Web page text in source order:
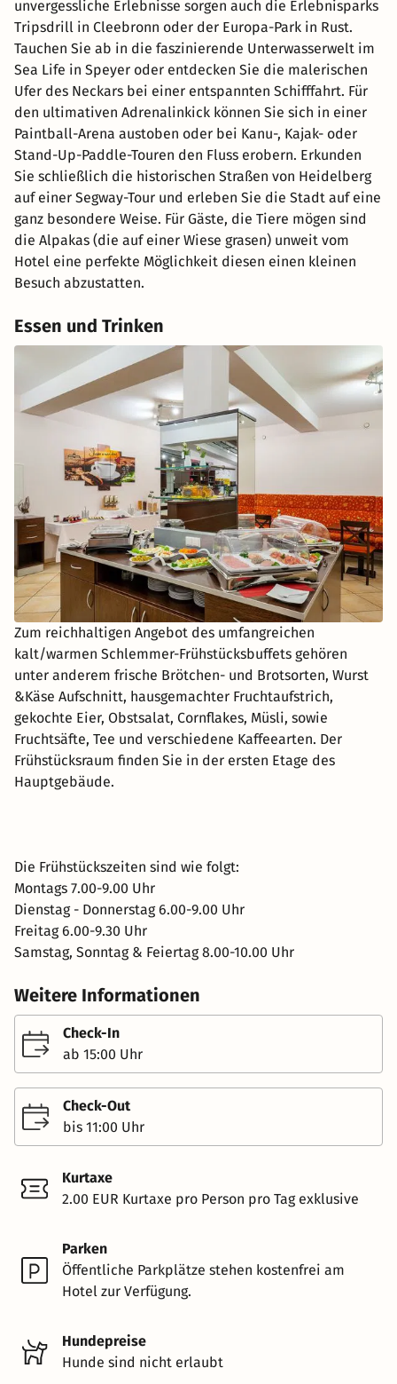
unvergessliche Erlebnisse sorgen auch die Erlebnisparks
Tripsdrill in Cleebronn oder der Europa-Park in Rust.
Tauchen Sie ab in die faszinierende Unterwasserwelt im
Sea Life in Speyer oder entdecken Sie die malerischen
Ufer des Neckars bei einer entspannten Schifffahrt. Für
den ultimativen Adrenalinkick können Sie sich in einer
Paintball-Arena austoben oder bei Kanu-, Kajak- oder
Stand-Up-Paddle-Touren den Fluss erobern. Erkunden
Sie schließlich die historischen Straßen von Heidelberg
auf einer Segway-Tour und erleben Sie die Stadt auf eine
ganz besondere Weise. Für Gäste, die Tiere mögen sind
die Alpakas (die auf einer Wiese grasen) unweit vom
Hotel eine perfekte Möglichkeit diesen einen kleinen
Besuch abzustatten.
Essen und Trinken
Zum reichhaltigen Angebot des umfangreichen
kalt/warmen Schlemmer-Frühstücksbuffets gehören
unter anderem frische Brötchen- und Brotsorten, Wurst
&Käse Aufschnitt, hausgemachter Fruchtaufstrich,
gekochte Eier, Obstsalat, Cornflakes, Müsli, sowie
Fruchtsäfte, Tee und verschiedene Kaffeearten. Der
Frühstücksraum finden Sie in der ersten Etage des
Hauptgebäude.
Die Frühstückszeiten sind wie folgt:
Montags 7.00-9.00 Uhr
Dienstag - Donnerstag 6.00-9.00 Uhr
Freitag 6.00-9.30 Uhr
Samstag, Sonntag & Feiertag 8.00-10.00 Uhr
Weitere Informationen
Check-In
ab 15:00 Uhr
Check-Out
bis 11:00 Uhr
Kurtaxe
2.00 EUR Kurtaxe pro Person pro Tag exklusive
Parken
Öffentliche Parkplätze stehen kostenfrei am
Hotel zur Verfügung.
Hundepreise
Hunde sind nicht erlaubt